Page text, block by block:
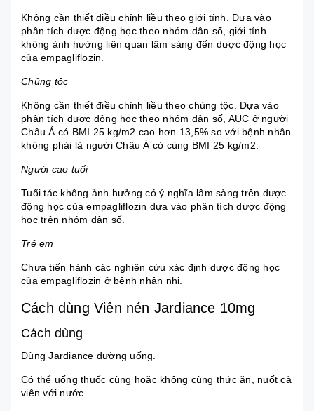
Không cần thiết điều chỉnh liều theo giới tính. Dựa vào
phân tích dược động học theo nhóm dân số, giới tính
không ảnh hưởng liên quan lâm sàng đến dược động học
của empagliflozin.
Chủng tộc
Không cần thiết điều chỉnh liều theo chủng tộc. Dựa vào
phân tích dược động học theo nhóm dân số, AUC ở người
Châu Á có BMI 25 kg/m2 cao hơn 13,5% so với bệnh nhân
không phải là người Châu Á có cùng BMI 25 kg/m2.
Người cao tuổi
Tuổi tác không ảnh hưởng có ý nghĩa lâm sàng trên dược
động học của empagliflozin dựa vào phân tích dược động
học trên nhóm dân số.
Trẻ em
Chưa tiến hành các nghiên cứu xác định dược động học
của empagliflozin ở bệnh nhân nhi.
Cách dùng Viên nén Jardiance 10mg
Cách dùng
Dùng Jardiance đường uống.
Có thể uống thuốc cùng hoặc không cùng thức ăn, nuốt cả
viên với nước.